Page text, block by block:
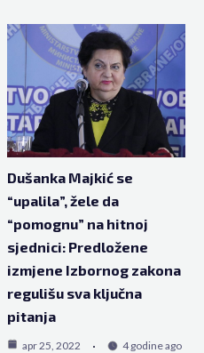
Dušanka Majkić se
“upalila”, žele da
“pomognu” na hitnoj
sjednici: Predložene
izmjene Izbornog zakona
regulišu sva ključna
pitanja
apr 25, 2022 4 godine ago